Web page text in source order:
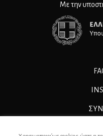
Με την